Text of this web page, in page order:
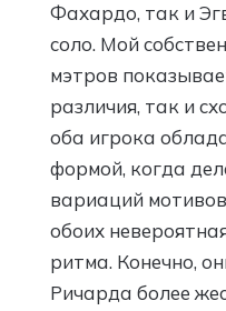
Фахардо, так и
соло. Мой
мэтров
различия, так и
оба игрока
формой, когда
вариаций
обоих
ритма. Конечно,
Ричарда более